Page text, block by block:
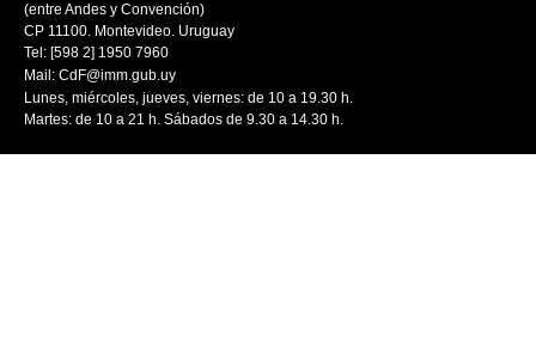
(entre Andes y Convención)
CP 11100. Montevideo. Uruguay
Tel: [598 2] 1950 7960
Mail: CdF@imm.gub.uy
Lunes, miércoles, jueves, viernes: de 10 a 19.30 h.
Martes: de 10 a 21 h. Sábados de 9.30 a 14.30 h.